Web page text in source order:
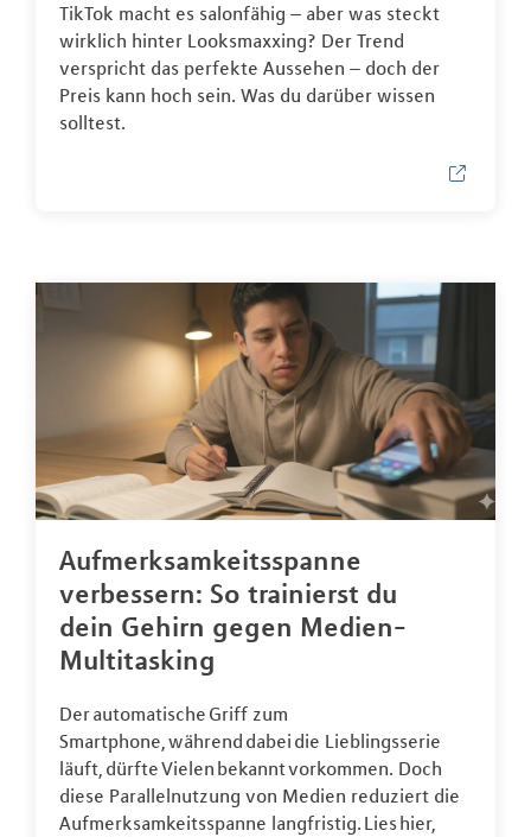
TikTok macht es salonfähig – aber was steckt
wirklich hinter Looksmaxxing? Der Trend
verspricht das perfekte Aussehen – doch der
Preis kann hoch sein. Was du darüber wissen
solltest.
Aufmerksamkeitsspanne
verbessern: So trainierst du
dein Gehirn gegen Medien-
Multitasking
Der automatische Griff zum
Smartphone, während dabei die Lieblingsserie
läuft, dürfte Vielen bekannt vorkommen. Doch
diese Parallelnutzung von Medien reduziert die
Aufmerksamkeitsspanne langfristig. Lies hier,